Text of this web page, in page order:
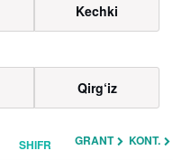
Kechki
Qirg‘iz
SHIFR GRANT KONT.